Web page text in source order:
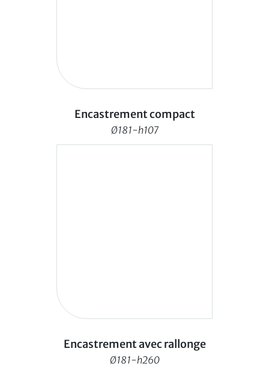
Encastrement compact
Ø181-h107
Encastrement avec rallonge
Ø181-h260